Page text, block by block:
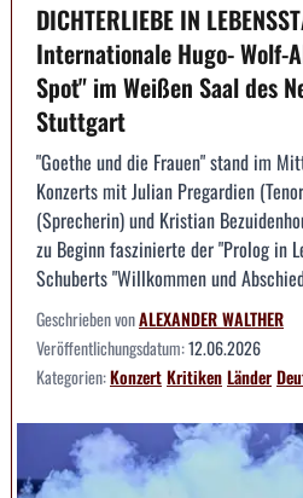
DICHTERLIEBE IN
Internationale Hugo- Wolf-
Spot" im Weißen Saal des
Stuttgart
"Goethe und die Frauen" stand im
Konzerts mit Julian Pregardien
(Sprecherin) und Kristian
zu Beginn faszinierte der "Prolog in
Schuberts "Willkommen und
Geschrieben vonALEXANDER WALTHER
Veröffentlichungsdatum:12.06.2026
Kategorien:KonzertKritikenLänder